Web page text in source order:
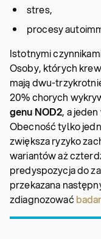
stres,
procesy
Istotnymi
Osoby, których
mają dwu-
20% chorych
genu NOD2, a
Obecność tylko
zwiększa ryzyko
wariantów aż
predyspozycja do
przekazana
zdiagnozować